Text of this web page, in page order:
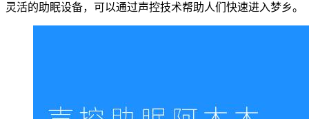
灵活的助眠设备，可以通过声控技术帮助人们快速进入梦乡。